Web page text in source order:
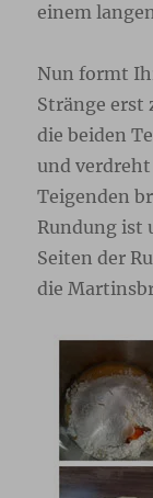
einem
Nun formt
Stränge erst
die beiden
und verdreht
Teigenden
Rundung ist
Seiten der
die